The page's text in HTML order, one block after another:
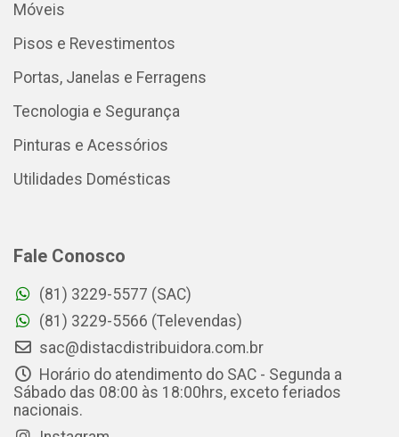
Móveis
Pisos e Revestimentos
Portas, Janelas e Ferragens
Tecnologia e Segurança
Pinturas e Acessórios
Utilidades Domésticas
Fale Conosco
(81) 3229-5577 (SAC)
(81) 3229-5566 (Televendas)
sac@distacdistribuidora.com.br
Horário do atendimento do SAC - Segunda a
Sábado das 08:00 às 18:00hrs, exceto feriados
nacionais.